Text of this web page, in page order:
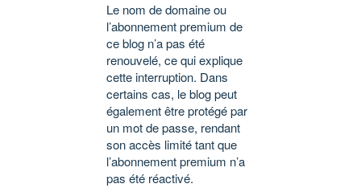
Le nom de domaine ou
l’abonnement premium de
ce blog n’a pas été
renouvelé, ce qui explique
cette interruption. Dans
certains cas, le blog peut
également être protégé par
un mot de passe, rendant
son accès limité tant que
l’abonnement premium n’a
pas été réactivé.